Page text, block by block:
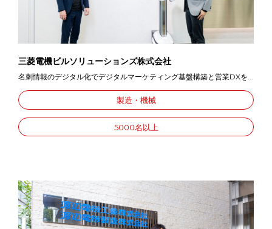
三菱電機ビルソリューションズ株式会社
名刺情報のデジタル化でデジタルマーケティング基盤構築と営業DXを...
製造・機械
5000名以上